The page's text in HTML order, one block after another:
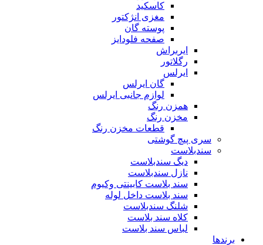
کاسکید
مغزی انژکتور
پوسته گان
صفحه فلودایز
ایربراش
رگلاتور
ایرلس
گان ایرلس
لوازم جانبی ایرلس
همزن رنگ
مخزن رنگ
قطعات مخزن رنگ
سری پیچ گوشتی
سندبلاست
دیگ سندبلاست
نازل سندبلاست
سند بلاست کابینتی وکیوم
سند بلاست داخل لوله
شلنگ سندبلاست
کلاه سند بلاست
لباس سند بلاست
برندها